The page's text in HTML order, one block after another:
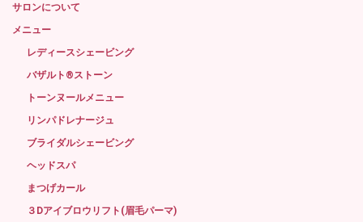
サロンについて
メニュー
レディースシェービング
バザルト®ストーン
トーンヌールメニュー
リンパドレナージュ
ブライダルシェービング
ヘッドスパ
まつげカール
３Dアイブロウリフト(眉毛パーマ)